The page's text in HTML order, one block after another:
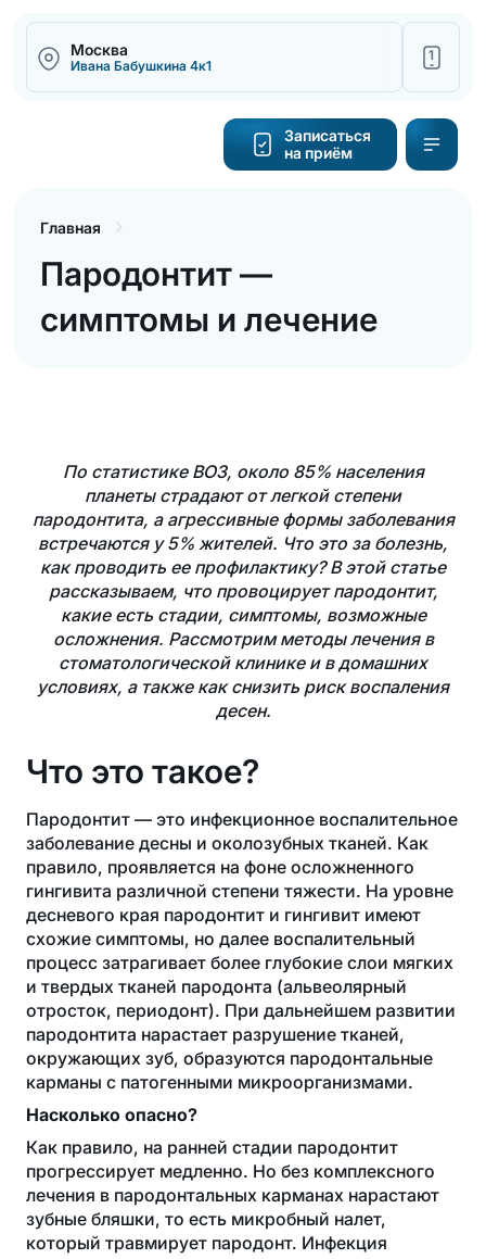
Москва
Ивана Бабушкина 4к1
1
Записаться
на приём
Главная
Пародонтит —
симптомы и лечение
По статистике ВОЗ, около 85% населения
планеты страдают от легкой степени
пародонтита, а агрессивные формы заболевания
встречаются у 5% жителей. Что это за болезнь,
как проводить ее профилактику? В этой статье
рассказываем, что провоцирует пародонтит,
какие есть стадии, симптомы, возможные
осложнения. Рассмотрим методы лечения в
стоматологической клинике и в домашних
условиях, а также как снизить риск воспаления
десен.
Что это такое?
Пародонтит — это инфекционное воспалительное
заболевание десны и околозубных тканей. Как
правило, проявляется на фоне осложненного
гингивита различной степени тяжести. На уровне
десневого края пародонтит и гингивит имеют
схожие симптомы, но далее воспалительный
процесс затрагивает более глубокие слои мягких
и твердых тканей пародонта (альвеолярный
отросток, периодонт). При дальнейшем развитии
пародонтита нарастает разрушение тканей,
окружающих зуб, образуются пародонтальные
карманы с патогенными микроорганизмами.
Насколько опасно?
Как правило, на ранней стадии пародонтит
прогрессирует медленно. Но без комплексного
лечения в пародонтальных карманах нарастают
зубные бляшки, то есть микробный налет,
который травмирует пародонт. Инфекция
Написать